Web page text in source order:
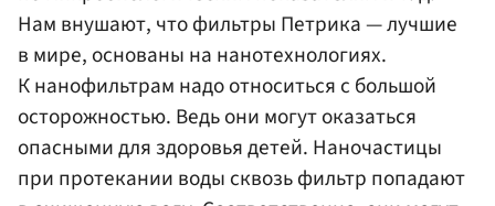
Нам внушают, что фильтры Петрика — лучшие
в мире, основаны на нанотехнологиях.
К нанофильтрам надо относиться с большой
осторожностью. Ведь они могут оказаться
опасными для здоровья детей. Наночастицы
при протекании воды сквозь фильтр попадают